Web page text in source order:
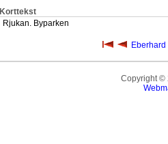
Korttekst
Rjukan. Byparken
Eberhard
Copyright ©